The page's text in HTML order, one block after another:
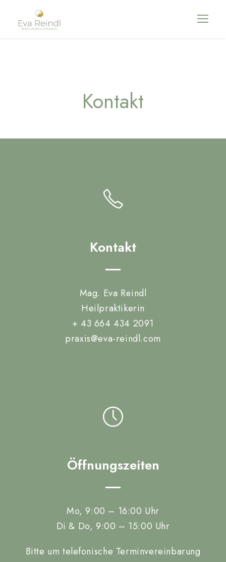
Kontakt
Kontakt
Mag. Eva Reindl
Heilpraktikerin
+ 43 664 434 2091
praxis@eva-reindl.com
Öffnungszeiten
Mo, 9:00 – 16:00 Uhr
Di & Do, 9:00 – 15:00 Uhr
Bitte um telefonische Terminvereinbarung